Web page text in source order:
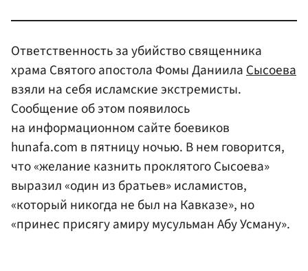
Ответственность за убийство священника
храма Святого апостола Фомы Даниила Сысоева
взяли на себя исламские экстремисты.
Сообщение об этом появилось
на информационном сайте боевиков
hunafa.com в пятницу ночью. В нем говорится,
что «желание казнить проклятого Сысоева»
выразил «один из братьев» исламистов,
«который никогда не был на Кавказе», но
«принес присягу амиру мусульман Абу Усману».